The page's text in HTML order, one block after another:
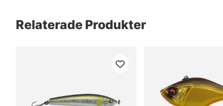
Relaterade Produkter